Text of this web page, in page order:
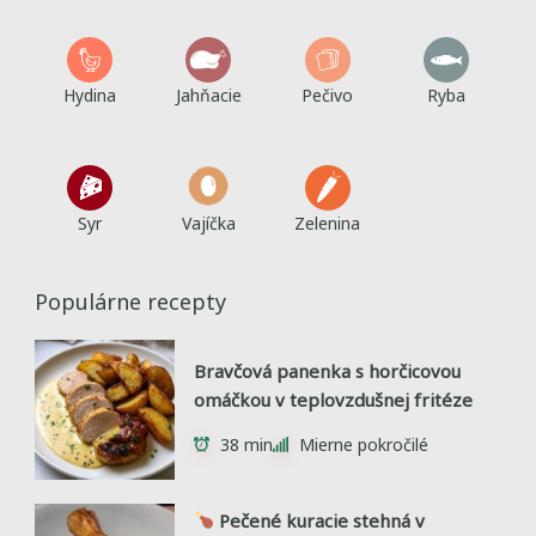
Hydina Jahňacie Pečivo Ryba
Syr Vajíčka Zelenina
Populárne recepty
Bravčová panenka s horčicovou
omáčkou v teplovzdušnej fritéze
38 min Mierne pokročilé
Pečené kuracie stehná v